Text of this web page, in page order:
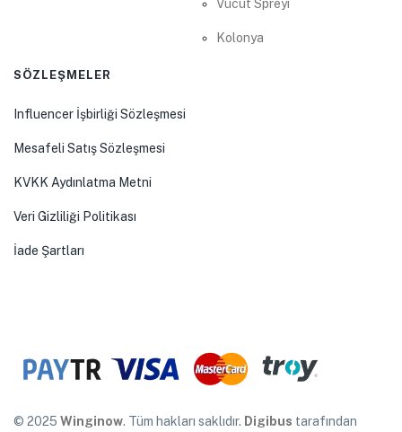
Vücut Spreyi
Kolonya
SÖZLEŞMELER
Influencer İşbirliği Sözleşmesi
Mesafeli Satış Sözleşmesi
KVKK Aydınlatma Metni
Veri Gizliliği Politikası
İade Şartları
© 2025 Winginow. Tüm hakları saklıdır. Digibus tarafından